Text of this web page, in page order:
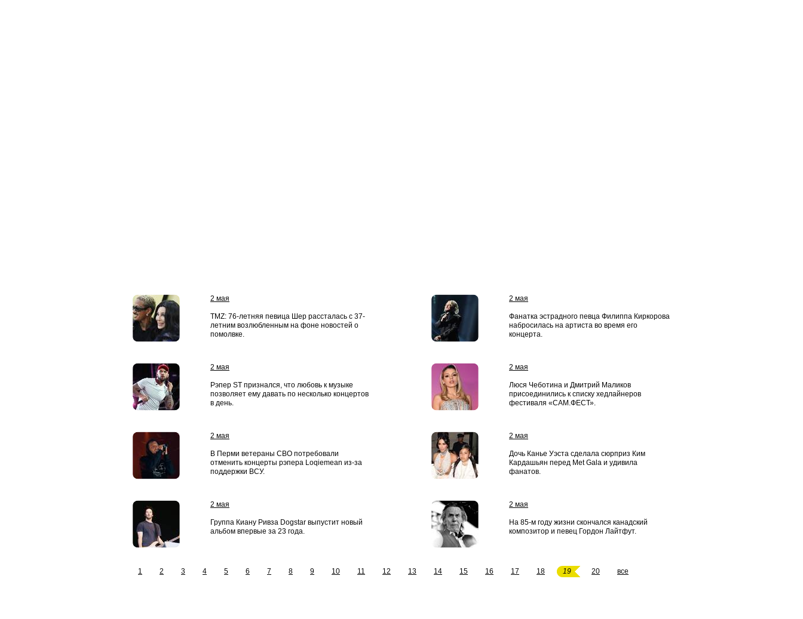
2 мая
TMZ: 76-летняя певица Шер рассталась с 37-
летним возлюбленным на фоне новостей о
помолвке.
2 мая
Фанатка эстрадного певца Филиппа Киркорова
набросилась на артиста во время его
концерта.
2 мая
Рэпер ST признался, что любовь к музыке
позволяет ему давать по несколько концертов
в день.
2 мая
Люся Чеботина и Дмитрий Маликов
присоединились к списку хедлайнеров
фестиваля «САМ.ФЕСТ».
2 мая
В Перми ветераны СВО потребовали
отменить концерты рэпера Loqiemean из-за
поддержки ВСУ.
2 мая
Дочь Канье Уэста сделала сюрприз Ким
Кардашьян перед Met Gala и удивила
фанатов.
2 мая
Группа Киану Ривза Dogstar выпустит новый
альбом впервые за 23 года.
2 мая
На 85-м году жизни скончался канадский
композитор и певец Гордон Лайтфут.
1 2 3 4 5 6 7 8 9 10 11 12 13 14 15 16 17 18 19 20 все